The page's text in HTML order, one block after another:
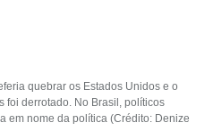
quebrar os Estados Unidos e o
foi derrotado. No Brasil, políticos
em nome da política (Crédito: Denize